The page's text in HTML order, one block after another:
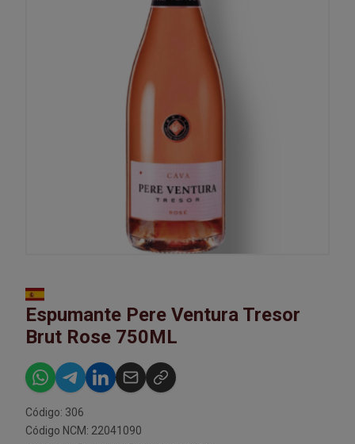
Espumante Pere Ventura Tresor
Brut Rose 750ML
Código: 306
Código NCM: 22041090